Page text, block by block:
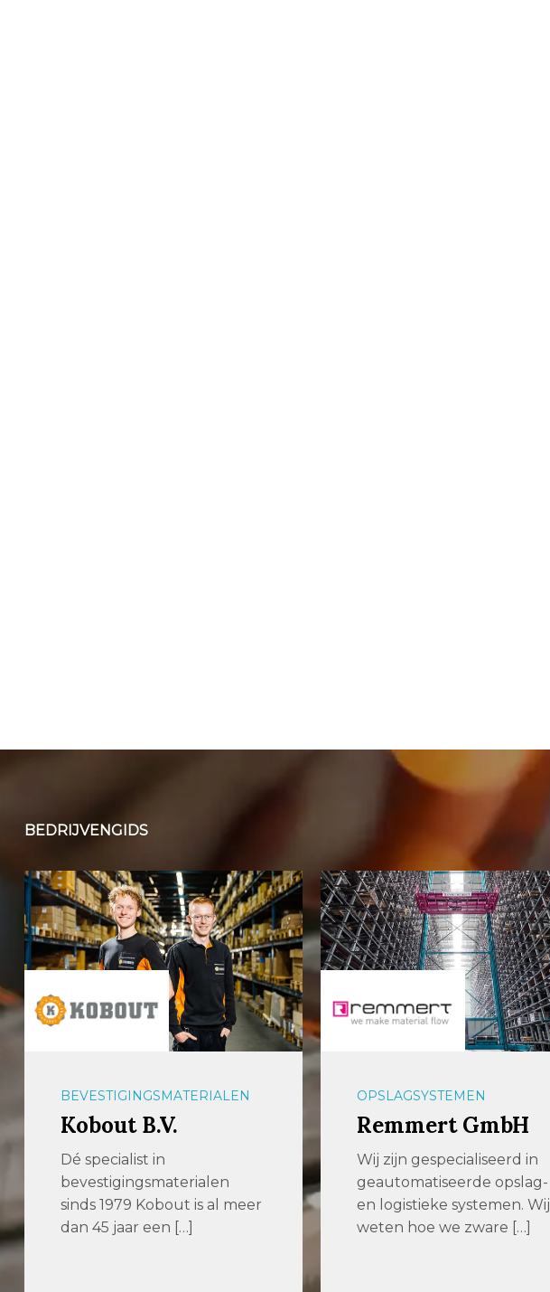
BEDRIJVENGIDS
BEVESTIGINGSMATERIALEN
Kobout B.V.
Dé specialist in
bevestigingsmaterialen
sinds 1979 Kobout is al meer
dan 45 jaar een […]
OPSLAGSYSTEMEN
Remmert GmbH
Wij zijn gespecialiseerd in
geautomatiseerde opslag-
en logistieke systemen. Wij
weten hoe we zware […]